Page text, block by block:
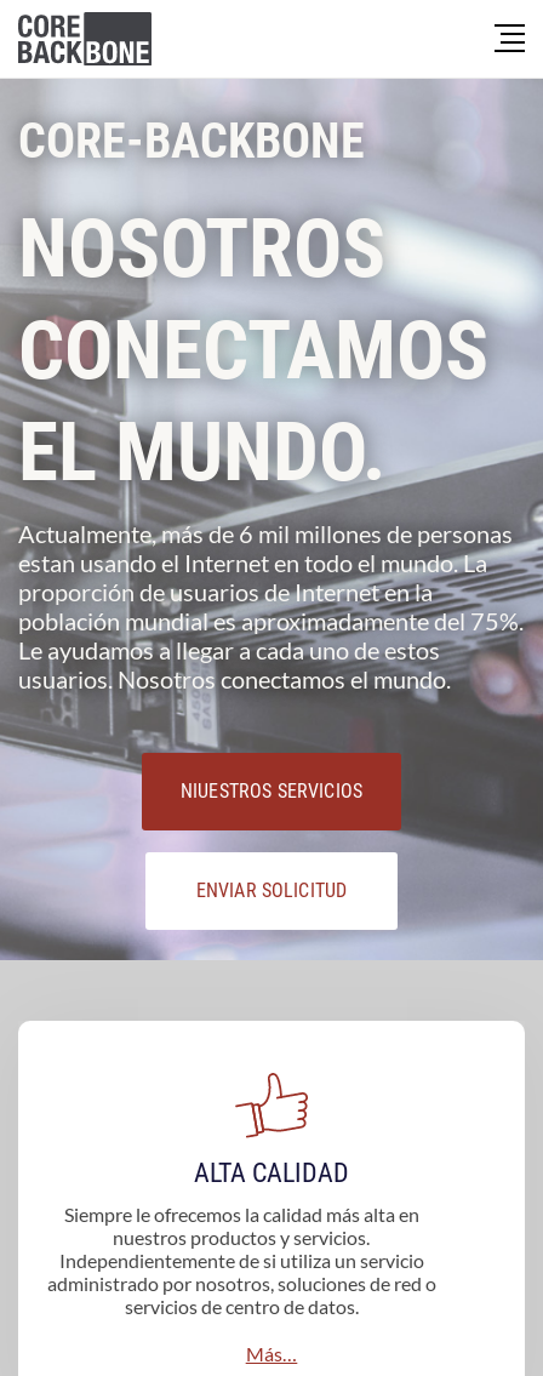
CORE-BACKBONE
NOSOTROS
CONECTAMOS
EL MUNDO.
Actualmente, más de 6 mil millones de personas
estan usando el Internet en todo el mundo. La
proporción de usuarios de Internet en la
población mundial es aproximadamente del 75%.
Le ayudamos a llegar a cada uno de estos
usuarios. Nosotros conectamos el mundo.
NIUESTROS SERVICIOS
ENVIAR SOLICITUD
ALTA CALIDAD
Siempre le ofrecemos la calidad más alta en
nuestros productos y servicios.
Independientemente de si utiliza un servicio
administrado por nosotros, soluciones de red o
servicios de centro de datos.
Más…